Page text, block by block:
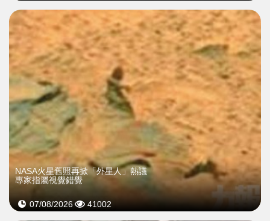
NASA火星舊照再掀「外星人」熱議
專家指屬視覺錯覺
07/08/2026 41002